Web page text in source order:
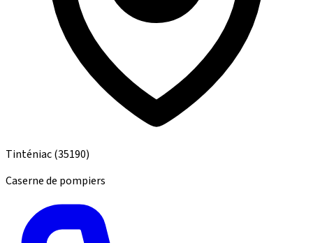
Tinténiac(35190)
Caserne de pompiers